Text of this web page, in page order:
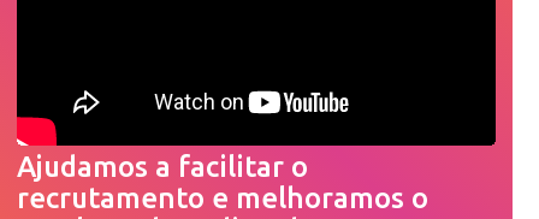
Ajudamos a facilitar o
recrutamento e melhoramos o